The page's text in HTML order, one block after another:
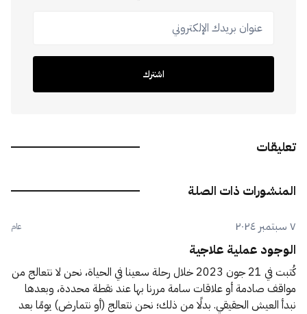
عنوان بريدك الإلكتروني
اشترك
تعليقات
المنشورات ذات الصلة
٧ سبتمبر ٢٠٢٤ عام
الوجود عملية علاجية
كُتبت في 21 جون 2023 خلال رحلة سعينا في الحياة، نحن لا نتعالج من
مواقف صادمة أو علاقات سامة مررنا بها عند نقطة محددة، وبعدها
نبدأ العيش الحقيقي. بدلًا من ذلك؛ نحن نتعالج (أو نتمارض) يومًا بعد